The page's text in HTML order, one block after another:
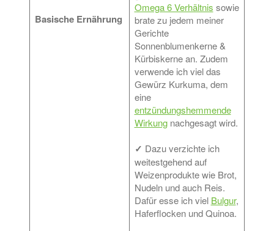
Basische Ernährung
Omega 6 Verhältnis sowie
brate zu jedem meiner
Gerichte
Sonnenblumenkerne &
Kürbiskerne an. Zudem
verwende ich viel das
Gewürz Kurkuma, dem
eine
entzündungshemmende
Wirkungnachgesagt wird.
✓ Dazu verzichte ich
weitestgehend auf
Weizenprodukte wie Brot,
Nudeln und auch Reis.
Dafür esse ich viel Bulgur,
Haferflocken und Quinoa.